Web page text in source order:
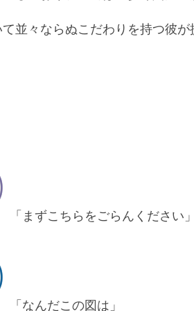
並々ならぬこだわりを持つ彼
「まずこちらをごらんください」
「なんだこの図は」